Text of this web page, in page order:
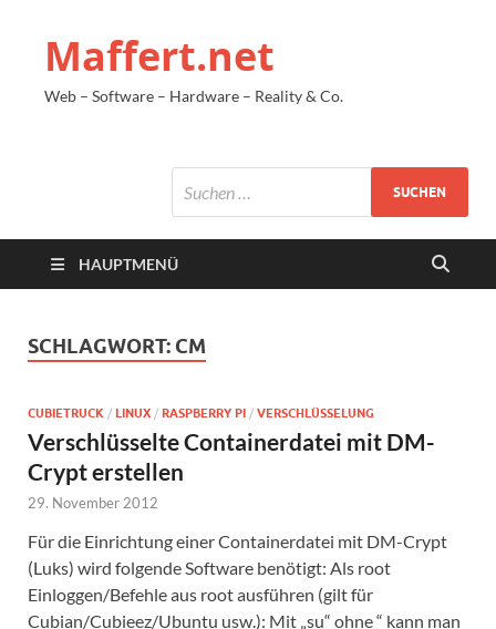
Maffert.net
Web – Software – Hardware – Reality & Co.
HAUPTMENÜ
SCHLAGWORT: CM
CUBIETRUCK / LINUX / RASPBERRY PI / VERSCHLÜSSELUNG
Verschlüsselte Containerdatei mit DM-
Crypt erstellen
29. November 2012
Für die Einrichtung einer Containerdatei mit DM-Crypt
(Luks) wird folgende Software benötigt: Als root
Einloggen/Befehle aus root ausführen (gilt für
Cubian/Cubieez/Ubuntu usw.): Mit „su“ ohne “ kann man